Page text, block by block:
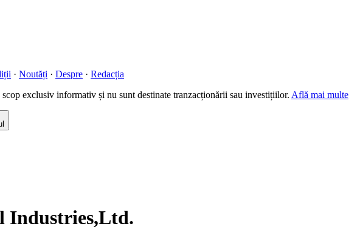
· Noutăți · Despre · Redacția
exclusiv informativ și nu sunt destinate tranzacționării sau investițiilor. Află mai multe
Industries,Ltd.